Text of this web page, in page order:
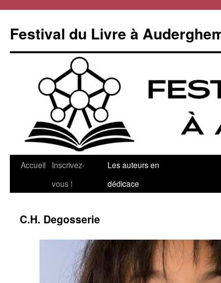
contenu
Festival du Livre à
Accueil
Inscrivez-
vous !
Les auteurs en
dédicace
C.H. Degosserie